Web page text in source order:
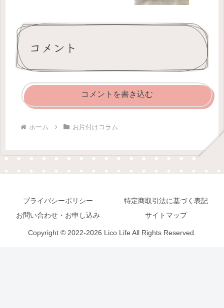
コメント
コメントを書き込む
ホーム お片付けコラム
プライバシーポリシー
特定商取引法に基づく表記
お問い合わせ・お申し込み
サイトマップ
Copyright © 2022-2026 Lico Life All Rights Reserved.